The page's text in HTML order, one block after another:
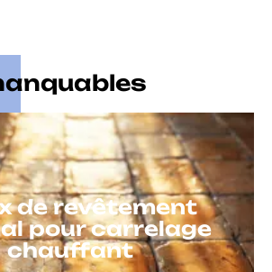
de revêtement
pour carrelage
chauffant